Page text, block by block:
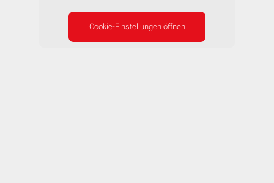
Cookie-Einstellungen öffnen